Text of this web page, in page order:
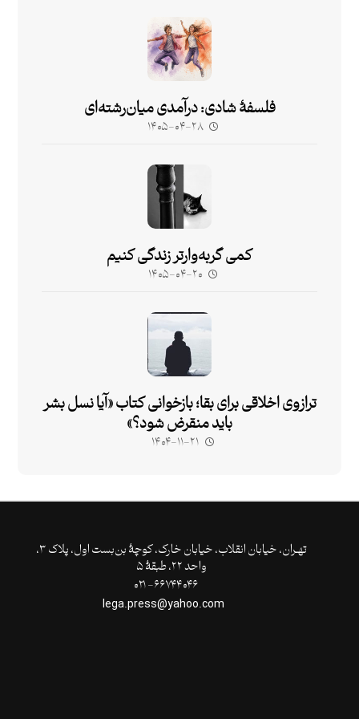
فلسفۀ شادی: درآمدی میان‌رشته‌ای
۱۴۰۵-۰۴-۲۸
کمی گربه‌وارتر زندگی کنیم
۱۴۰۵-۰۴-۲۰
ترازوی اخلاقی برای بقا؛ بازخوانی کتاب «آیا نسل بشر
باید منقرض شود؟»
۱۴۰۴-۱۱-۲۱
تهـران،‌ خیابان انقلاب، خیابان خارک، کوچۀ بن‌بست اول، پلاک ۳،
واحد ۲۲، طبقۀ ۵